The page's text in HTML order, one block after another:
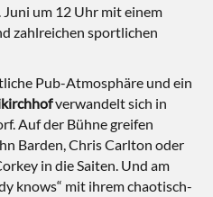
Juni um 12 Uhr mit einem
zahlreichen sportlichen
Pub-Atmosphäre und ein
verwandelt sich in
Auf der Bühne greifen
Barden, Chris Carlton oder
in die Saiten. Und am
knows“ mit ihrem chaotisch-